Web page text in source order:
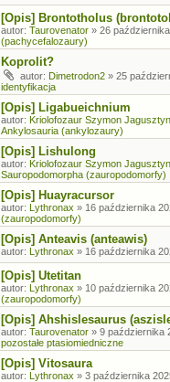
[Opis] Brontotholus
autor: Taurovenator » 26
(pachycefalozaury)
Koprolit?
autor: Dimetrodon2 » 25
identyfikacja
[Opis] Ligabueichnium
autor: Kriolofozaur Szymon Jagusztyn
Ankylosauria (ankylozaury)
[Opis] Lishulong
autor: Kriolofozaur Szymon Jagusztyn
Sauropodomorpha (zauropodomorfy)
[Opis] Huayracursor
autor: Lythronax » 16 października
(zauropodomorfy)
[Opis] Anteavis (anteawis)
autor: Lythronax » 16 października
[Opis] Utetitan
autor: Lythronax » 10 października
(zauropodomorfy)
[Opis] Ahshislesaurus
autor: Taurovenator » 9 października
pozostałe ptasiomiedniczne
[Opis] Vitosaura
autor: Lythronax » 3 października